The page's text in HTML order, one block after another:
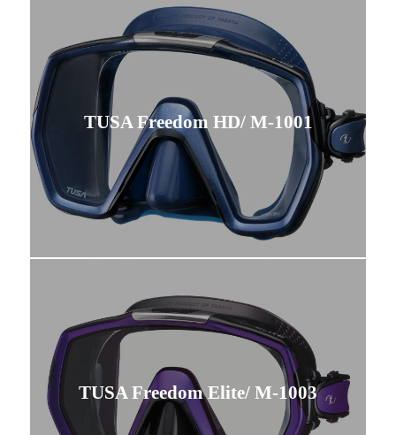
TUSA Freedom HD/ M-1001
TUSA Freedom Elite/ M-1003